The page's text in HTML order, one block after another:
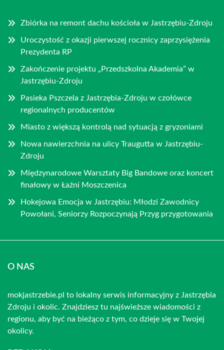
Zbiórka na remont dachu kościoła w Jastrzębiu-Zdroju
Uroczystość z okazji pierwszej rocznicy zaprzysiężenia
Prezydenta RP
Zakończenie projektu „Przedszkolna Akademia” w
Jastrzębiu-Zdroju
Pasieka Pszczela z Jastrzębia-Zdroju w czołówce
regionalnych producentów
Miasto z większą kontrolą nad sytuacją z gryzoniami
Nowa nawierzchnia na ulicy Traugutta w Jastrzębiu-
Zdroju
Międzynarodowe Warsztaty Big Bandowe oraz koncert
finałowy w Łaźni Moszczenica
Hokejowa Emocja w Jastrzębiu: Młodzi Zawodnicy
Powołani, Seniorzy Rozpoczynają Przyg przygotowania
O NAS
mokjastrzebie.pl to lokalny serwis informacyjny z Jastrzębia
Zdroju i okolic. Znajdziesz tu najświeższe wiadomości z
regionu, aby być na bieżąco z tym, co dzieje się w Twojej
okolicy.